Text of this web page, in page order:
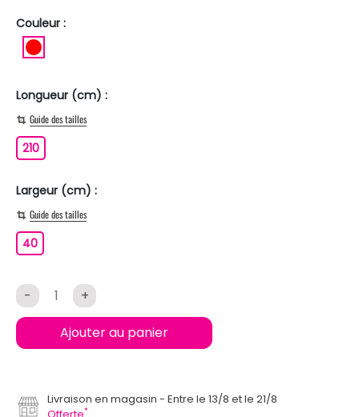
Couleur :
Longueur (cm) :
Guide des tailles
210210
Largeur (cm) :
Guide des tailles
4040
- +
Ajouter au panier
Livraison en magasin
Entre le 13/8 et le 21/8
*